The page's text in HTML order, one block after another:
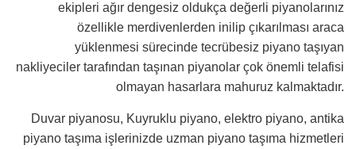
ekipleri ağır dengesiz oldukça değerli piyanolarınız
özellikle merdivenlerden inilip çıkarılması araca
yüklenmesi sürecinde tecrübesiz piyano taşıyan
nakliyeciler tarafından taşınan piyanolar çok önemli telafisi
olmayan hasarlara mahuruz kalmaktadır.
Duvar piyanosu, Kuyruklu piyano, elektro piyano, antika
piyano taşıma işlerinizde uzman piyano taşıma hizmetleri